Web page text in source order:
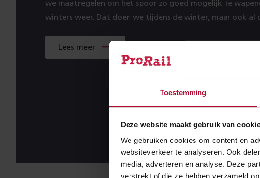
Toestemming
Deze website maakt gebruik van
We gebruiken cookies om content en
websiteverkeer te analyseren. Ook
media, adverteren en analyse. Deze
verstrekt of die ze hebben verzameld
we maatregelen om het spoor zo goed mogelijk te
winters weer. Dat doen we tijdens de winter, maar ook al
Lees meer